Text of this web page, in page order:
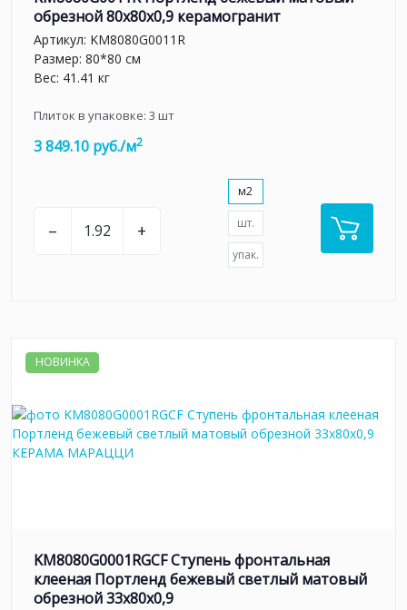
обрезной 80x80x0,9 керамогранит
Артикул: KM8080G0011R
Размер: 80*80 см
Вес: 41.41 кг
Плиток в упаковке: 3 шт
3 849.10 руб./м2
– +
м2
шт.
упак.
НОВИНКА
KM8080G0001RGCF Ступень фронтальная
клееная Портленд бежевый светлый матовый
обрезной 33x80x0,9